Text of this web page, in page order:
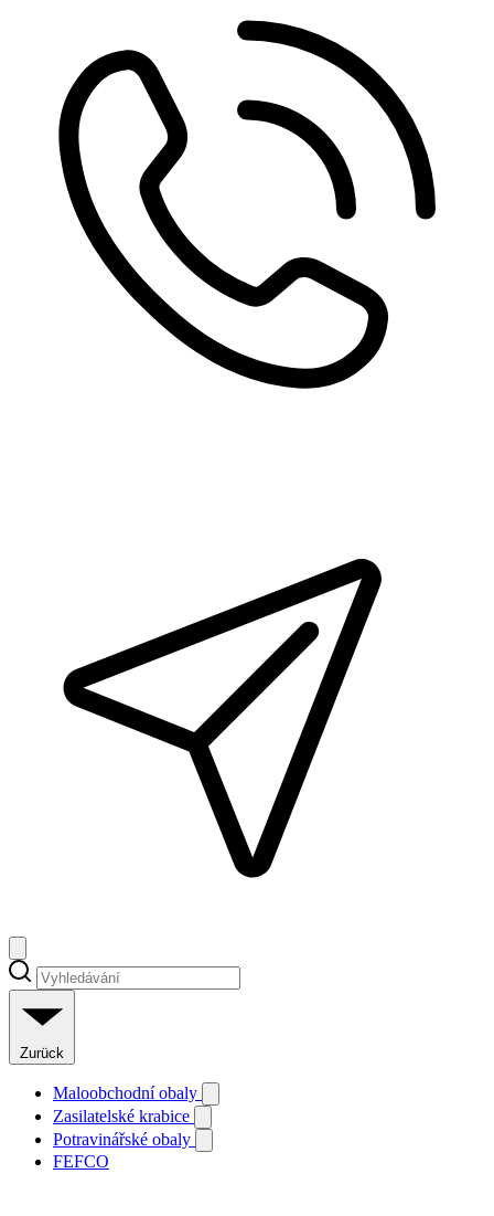
Zurück
Maloobchodní obaly
Zasilatelské krabice
Potravinářské obaly
FEFCO